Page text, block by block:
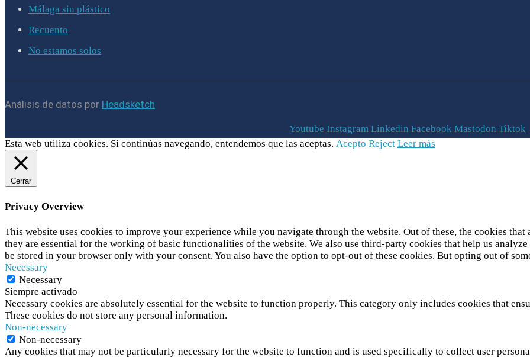
Málaga sin plástico
Recuento
No estamos solos
Análisis de datos por Headsketch
Youtube Instagram Linkedin Facebook Mastodon Tiktok
Esta web utiliza cookies. Si continúas navegando, entendemos que las aceptas. Acepto Reject Leer más
Cerrar
Privacy Overview
This website uses cookies to improve your experience while you navigate through the website. Out of these, the cookies that
they are essential for the working of basic functionalities of the website. We also use third-party cookies that help us
be stored in your browser only with your consent. You also have the option to opt-out of these cookies. But opting out of
Necessary
Necessary
Siempre activado
Necessary cookies are absolutely essential for the website to function properly. This category only includes cookies that
These cookies do not store any personal information.
Non-necessary
Non-necessary
Any cookies that may not be particularly necessary for the website to function and is used specifically to collect user